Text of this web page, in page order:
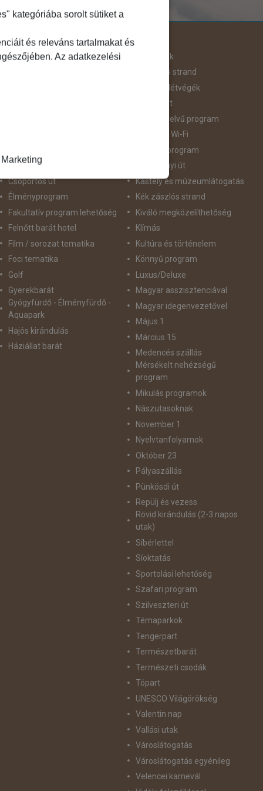
Útjellemző
Adventi út
Csillagtúra
Csoportos út
Élményprogram
Fakultatív program lehetőség
Felnőtt barát hotel
Film / sorozat tematika
Foci tematika
Golf
Gyerekbarát
Gyógyfürdő - Élményfürdő -
Aquapark
Hajós kirándulás
Háziállat barát
Hegyvidék
Homokos strand
Hosszú Hétvégék
Húsvéti út
idegennyelvű program
Ingyenes Wi-Fi
Intenzív program
Karácsonyi út
Kastély és múzeumlátogatás
Kék zászlós strand
Kiváló megközelíthetőség
Klímás
Kultúra és történelem
Könnyű program
Luxus/Deluxe
Magyar asszisztenciával
Magyar idegenvezetővel
Május 1
Március 15
Medencés szállás
Mérsékelt nehézségű
program
Mikulás programok
Nászutasoknak
November 1
Nyelvtanfolyamok
Október 23
Pályaszállás
Pünkösdi út
Repülj és vezess
Rövid kirándulás (2-3 napos
utak)
Síbérlettel
Síoktatás
Sportolási lehetőség
Szafari program
Szilveszteri út
Témaparkok
Tengerpart
Természetbarát
Természeti csodák
Tópart
UNESCO Világörökség
Valentin nap
Vallási utak
Városlátogatás
Városlátogatás egyénileg
Velencei karnevál
kategóriába sorolt sütiket a
és releváns tartalmakat és
Az adatkezelési
Marketing